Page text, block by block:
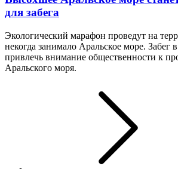
для забега
Экологический марафон проведут на
некогда занимало Аральское море. Забег
привлечь внимание общественности к
Аральского моря.